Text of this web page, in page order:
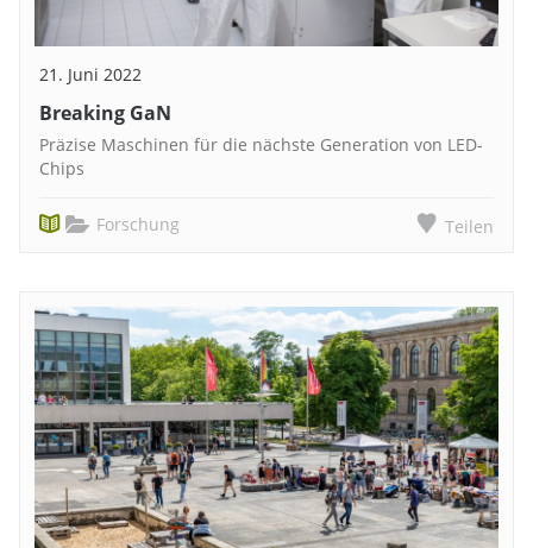
21. Juni 2022
Breaking GaN
Präzise Maschinen für die nächste Generation von LED-
Chips
Forschung Teilen